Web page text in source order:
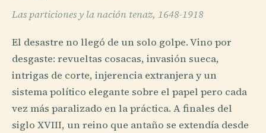
Las particiones y la nación tenaz, 1648-1918
El desastre no llegó de un solo golpe. Vino por
desgaste: revueltas cosacas, invasión sueca,
intrigas de corte, injerencia extranjera y un
sistema político elegante sobre el papel pero cada
vez más paralizado en la práctica. A finales del
siglo XVIII, un reino que antaño se extendía desde